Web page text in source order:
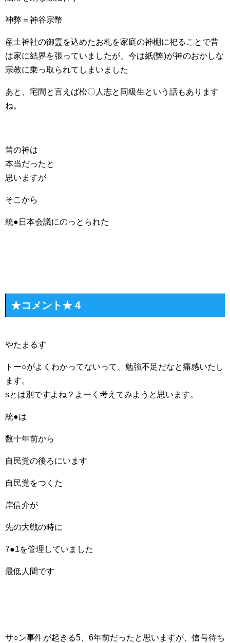
神弊＝神谷宗幣
産土神社の御霊を込めたお札を家庭の神棚に祀ることで昔
は家に結界を張っていましたが、今は紙(弊)が神のおかしな
宗教に乗っ取られてしまいました
あと、宅間と言えば松〇人志と同級生という話もあります
ね。
昔の神は
本当だったと
思いますが
そこから
統●日本会議にのっとられた
★コメント★４
やたまるす
トー○がよくわかってないって、勉強不足だなと痛感いたし
ます。
sとは別ですよね？よーく考えてみようと思います。
統●は
数十年前から
自民党の後ろにいます
自民党をつくた
岸信介が
先の大戦の時に
7●1を管理していました
最低人間です
サ○ン事件が起きる5、6年前だったと思いますが、信号待ち